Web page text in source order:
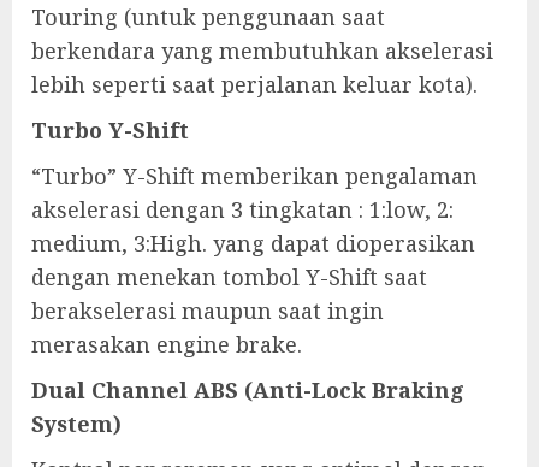
Touring (untuk penggunaan saat
berkendara yang membutuhkan akselerasi
lebih seperti saat perjalanan keluar kota).
Turbo Y-Shift
“Turbo” Y-Shift memberikan pengalaman
akselerasi dengan 3 tingkatan : 1:low, 2:
medium, 3:High. yang dapat dioperasikan
dengan menekan tombol Y-Shift saat
berakselerasi maupun saat ingin
merasakan engine brake.
Dual Channel ABS (Anti-Lock Braking
System)